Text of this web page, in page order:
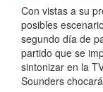
Con vistas a su
posibles
segundo día de
partido que se
sintonizar en la
Sounders